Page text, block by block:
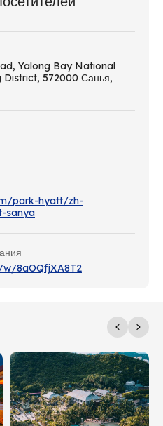
Yalong Bay National
572000 Санья,
park-hyatt/zh-
sanya
8aOQfjXA8T2